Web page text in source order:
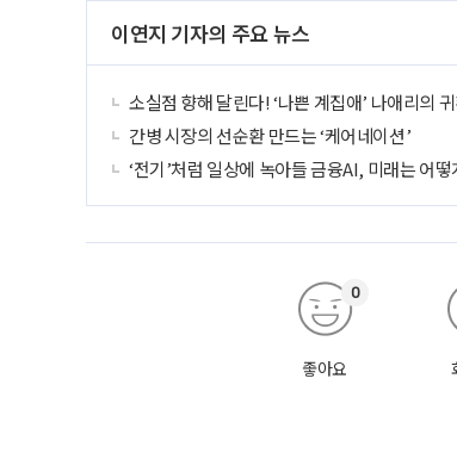
이연지 기자의 주요 뉴스
소실점 향해 달린다! ‘나쁜 계집애’ 나애리의
간병 시장의 선순환 만드는 ‘케어네이션’
‘전기’처럼 일상에 녹아들 금융AI, 미래는 어
좋아요
0